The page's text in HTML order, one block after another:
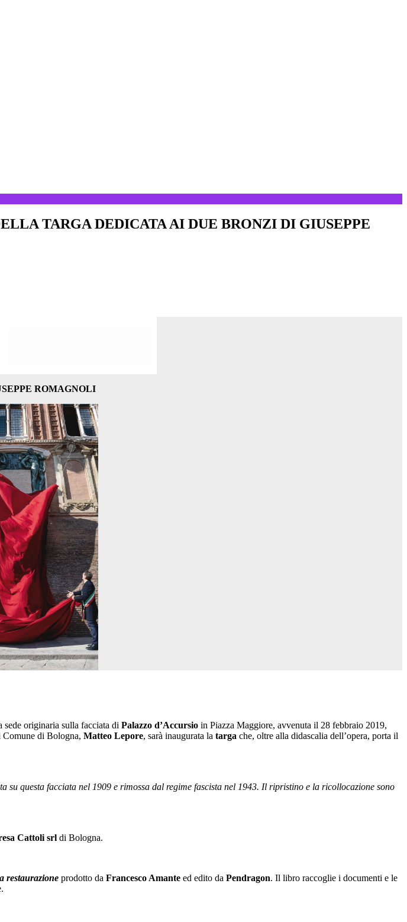
TARGA DEDICATA AI DUE BRONZI DI GIUSEPPE
ROMAGNOLI
sede originaria sulla facciata di Palazzo d’Accursio in Piazza Maggiore, avvenuta il 28 febbraio 2019,
Comune di Bologna, Matteo Lepore, sarà inaugurata la targa che, oltre alla didascalia dell’opera, porta il
su questa facciata nel 1909 e rimossa dal regime fascista nel 1943. Il ripristino e la ricollocazione sono
Cattoli srl di Bologna.
restaurazione prodotto da Francesco Amante ed edito da Pendragon. Il libro raccoglie i documenti e le